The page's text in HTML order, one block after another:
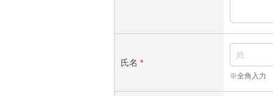
氏名 *
※全角入力